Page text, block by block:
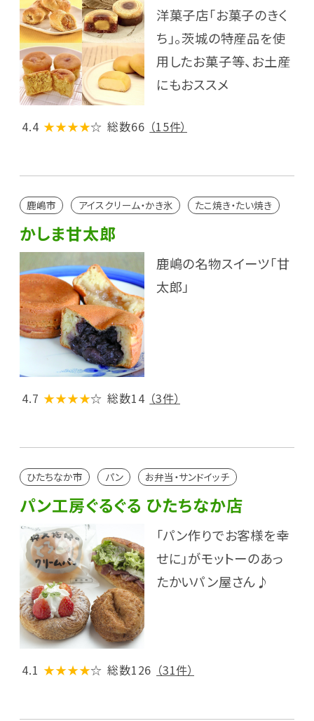
洋菓子店「お菓子のきく
ち」。茨城の特産品を使
用したお菓子等、お土産
にもおススメ
4.4 ★★★★☆ 総数66 （15件）
鹿嶋市 アイスクリーム・かき氷 たこ焼き・たい焼き
かしま甘太郎
鹿嶋の名物スイーツ「甘
太郎」
4.7 ★★★★☆ 総数14 （3件）
ひたちなか市 パン お弁当・サンドイッチ
パン工房ぐるぐる ひたちなか店
「パン作りでお客様を幸
せに」がモットーのあっ
たかいパン屋さん♪
4.1 ★★★★☆ 総数126 （31件）